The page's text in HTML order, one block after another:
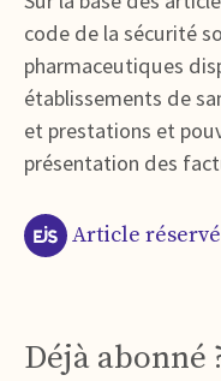
code de la sécurité
pharmaceutiques
établissements de
et prestations et
présentation des
Article
Déjà abonné